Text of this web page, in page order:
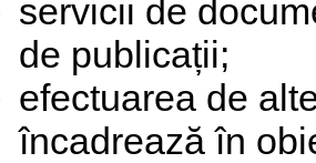
servicii de
de publicații;
efectuarea de
încadrează în